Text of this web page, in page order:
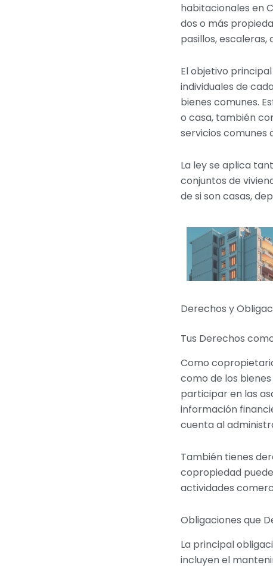
habitacionales en
dos o más
pasillos, escaleras,
El objetivo
individuales de
bienes comunes.
o casa, también
servicios comunes
La ley se aplica
conjuntos de
de si son casas,
Derechos y
Tus Derechos
Como
como de los
participar en las
información
cuenta al
También tienes
copropiedad
actividades
Obligaciones que
La principal
incluyen el